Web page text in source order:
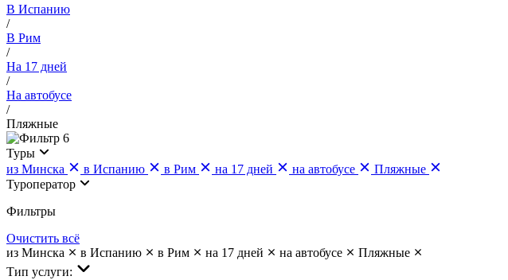
В Испанию
/
В Рим
/
На 17 дней
/
На автобусе
/
Пляжные
6
Туры
из Минска
в Испанию в Рим на 17 дней на автобусе
Пляжные
Туроператор
Фильтры
Очистить всё
из Минска
в Испанию в Рим на 17 дней на автобусе
Пляжные
Тип услуги: